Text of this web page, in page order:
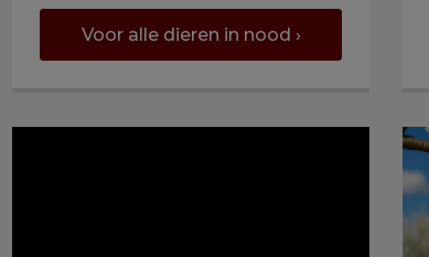
Voor alle dieren in nood ›